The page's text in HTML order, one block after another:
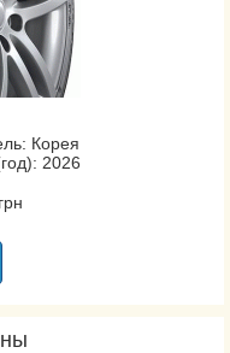
Корея
2026